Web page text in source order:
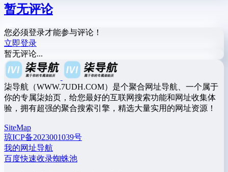
暂无评论
您必须登录才能参与评论！
立即登录
暂无评论...
柒导航（WWW.7UDH.COM）是个聚合网址导航、一个属于
你的专属柒始页，给您最好的互联网搜索功能和网址收集体
验，拥有超强的聚合搜索引擎，精选大量实用的网址资源！
SiteMap
琼ICP备2023001039号
我的网址导航
百度快速收录蜘蛛池